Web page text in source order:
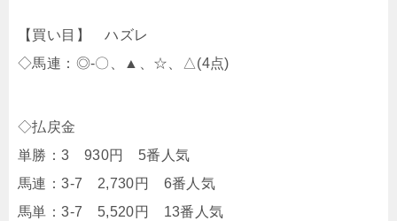
【買い目】 ハズレ
◇馬連：◎-〇、▲、☆、△(4点)
◇払戻金
単勝：3 930円 5番人気
馬連：3-7 2,730円 6番人気
馬単：3-7 5,520円 13番人気